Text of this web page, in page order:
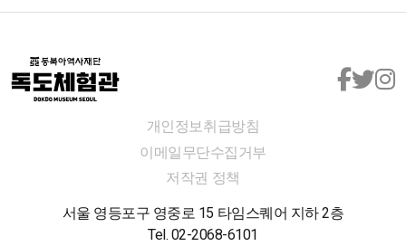
서울 영등포구 영중로 15 타임스퀘어 지하 2층
Tel. 02-2068-6101
개인정보취급방침
이메일무단수집거부
저작권 정책